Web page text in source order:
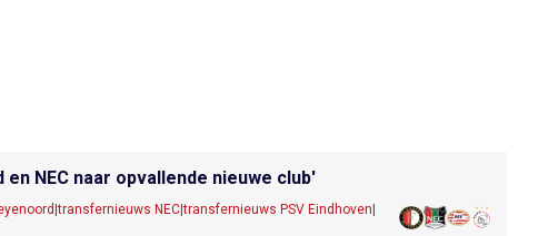
NEC naar opvallende nieuwe club'
|transfernieuws NEC|transfernieuws PSV Eindhoven